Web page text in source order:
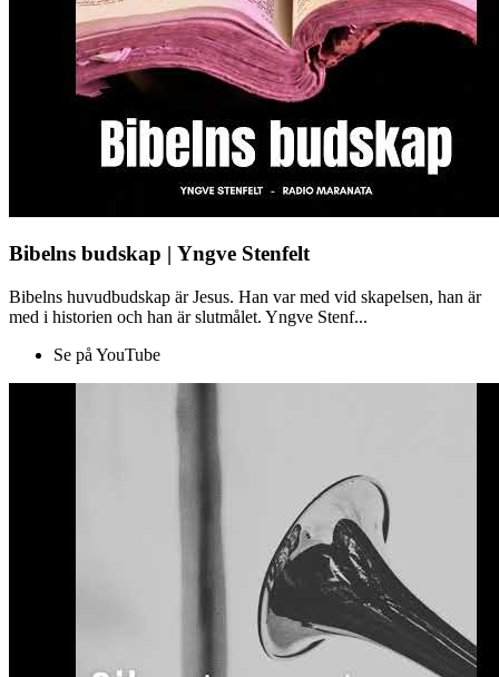
Bibelns budskap | Yngve Stenfelt
Bibelns huvudbudskap är Jesus. Han var med vid skapelsen, han är
med i historien och han är slutmålet. Yngve Stenf...
Se på YouTube